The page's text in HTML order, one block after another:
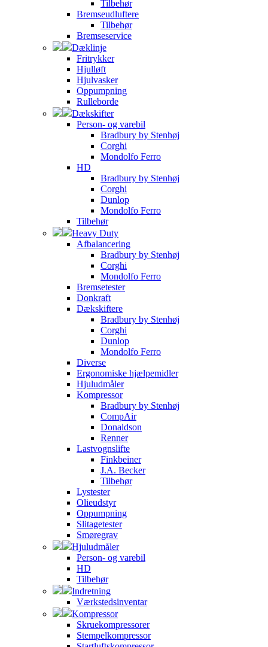
Tilbehør
Bremseudluftere
Tilbehør
Bremseservice
Dæklinje
Fritrykker
Hjulløft
Hjulvasker
Oppumpning
Rulleborde
Dækskifter
Person- og varebil
Bradbury by Stenhøj
Corghi
Mondolfo Ferro
HD
Bradbury by Stenhøj
Corghi
Dunlop
Mondolfo Ferro
Tilbehør
Heavy Duty
Afbalancering
Bradbury by Stenhøj
Corghi
Mondolfo Ferro
Bremsetester
Donkraft
Dækskiftere
Bradbury by Stenhøj
Corghi
Dunlop
Mondolfo Ferro
Diverse
Ergonomiske hjælpemidler
Hjuludmåler
Kompressor
Bradbury by Stenhøj
CompAir
Donaldson
Renner
Lastvognslifte
Finkbeiner
J.A. Becker
Tilbehør
Lystester
Olieudstyr
Oppumpning
Slitagetester
Smøregrav
Hjuludmåler
Person- og varebil
HD
Tilbehør
Indretning
Værkstedsinventar
Kompressor
Skruekompressorer
Stempelkompressor